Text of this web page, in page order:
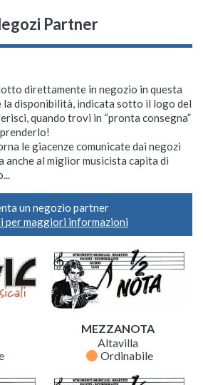
Partner
direttamente in negozio in questa
la disponibilità, indicata sotto il logo del
quando trovi in “pronta consegna”
le giacenze comunicate dai negozi
al miglior musicista capita di
un negozio partner
per maggiori informazioni
MEZZANOTA
Altavilla
fiber_manual_record Ordinabile